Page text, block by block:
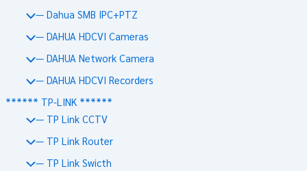
— Dahua SMB IPC+PTZ
— DAHUA HDCVI Cameras
— DAHUA Network Camera
— DAHUA HDCVI Recorders
****** TP-LINK ******
— TP Link CCTV
— TP Link Router
— TP Link Swicth